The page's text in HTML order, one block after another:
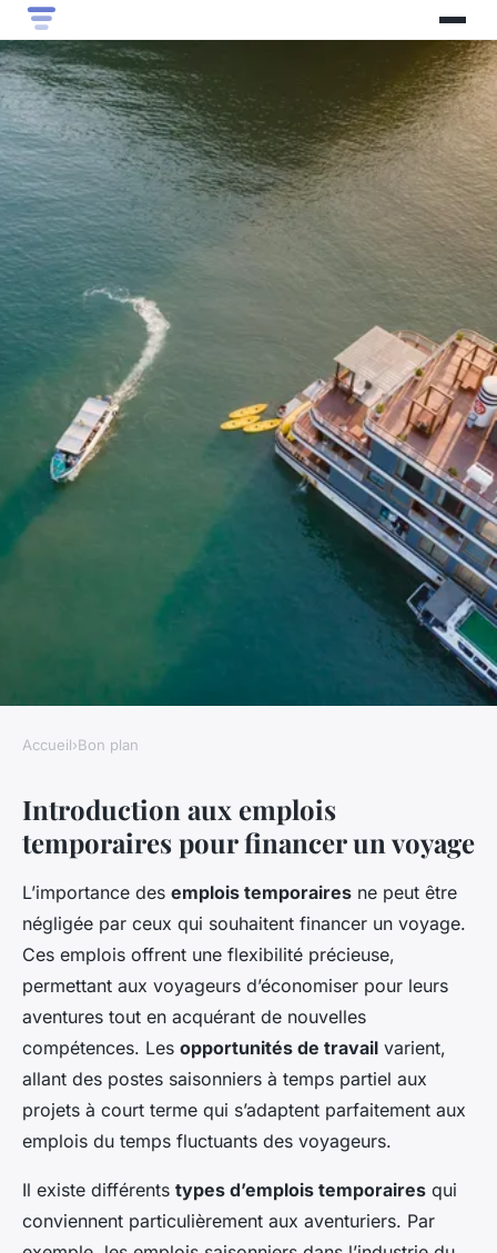
BON PLAN
Petits emplois temporaires
pour financer son voyage
Lina•27 février 2025•5 min de lecture
Accueil›Bon plan
Introduction aux emplois
temporaires pour financer un voyage
L’importance des emplois temporaires ne peut être
négligée par ceux qui souhaitent financer un voyage.
Ces emplois offrent une flexibilité précieuse,
permettant aux voyageurs d’économiser pour leurs
aventures tout en acquérant de nouvelles
compétences. Les opportunités de travail varient,
allant des postes saisonniers à temps partiel aux
projets à court terme qui s’adaptent parfaitement aux
emplois du temps fluctuants des voyageurs.
Il existe différents types d’emplois temporaires qui
conviennent particulièrement aux aventuriers. Par